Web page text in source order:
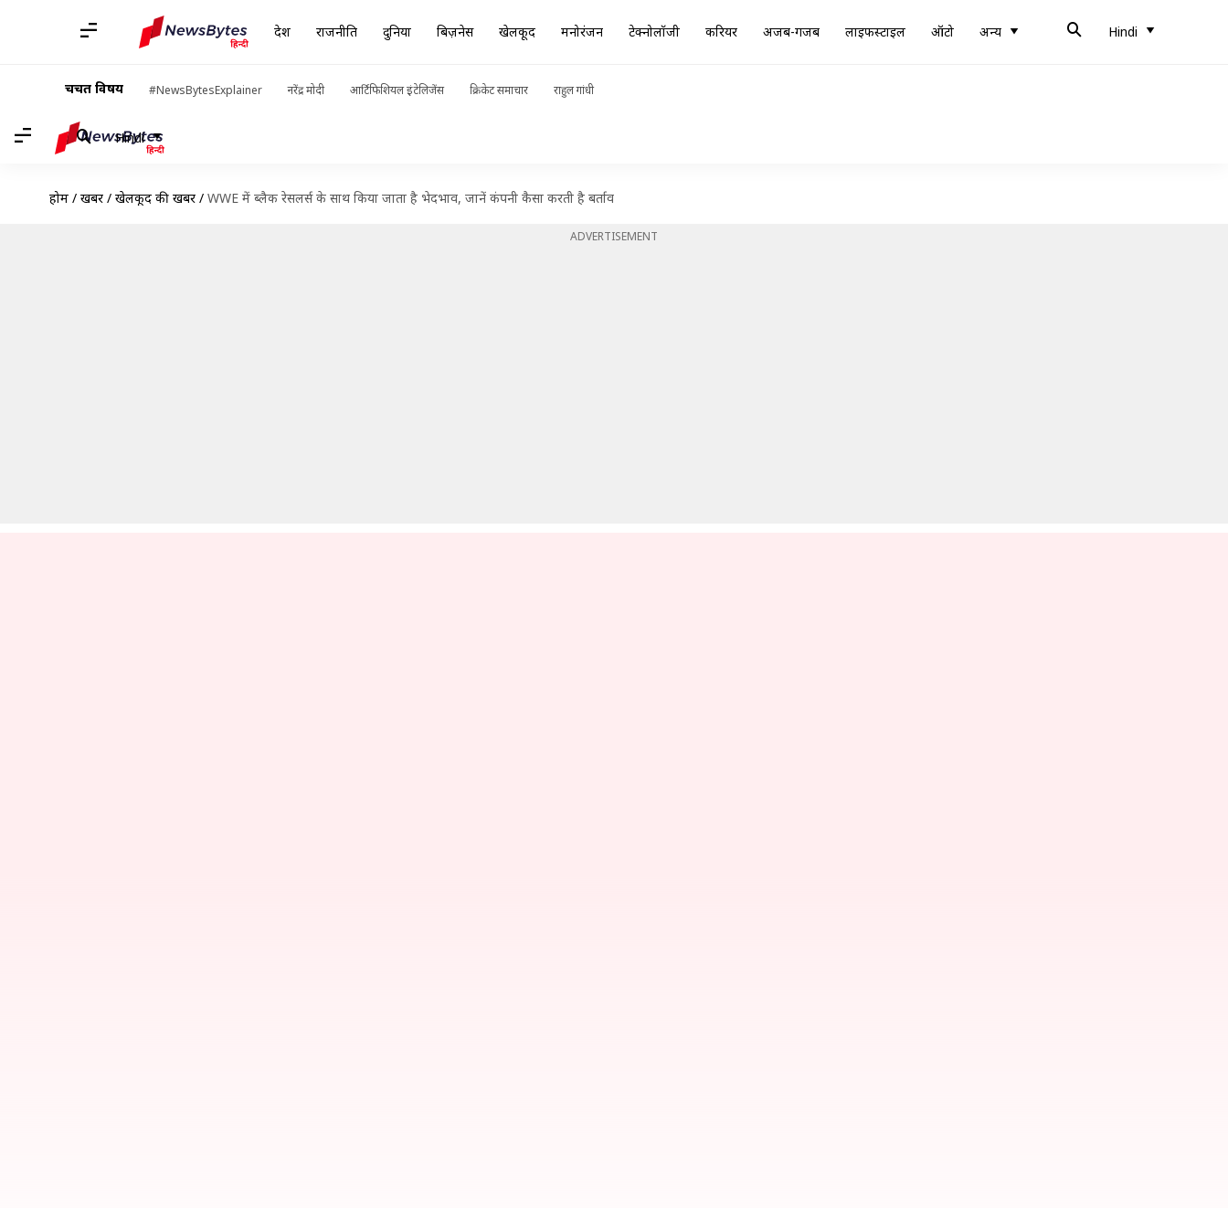
देश राजनीति दुनिया बिज़नेस खेलकूद मनोरंजन टेक्नोलॉजी करियर अजब-गजब लाइफस्टाइल ऑटो अन्य Hindi
चर्चित विषय #NewsBytesExplainer नरेंद्र मोदी आर्टिफिशियल इंटेलिजेंस क्रिकेट समाचार राहुल गांधी
Hindi
होम / खबरें / खेलकूद की खबरें / WWE में ब्लैक रेसलर्स के साथ किया जाता है भेदभाव, जानें कंपनी कैसा करती है बर्ताव
ADVERTISEMENT